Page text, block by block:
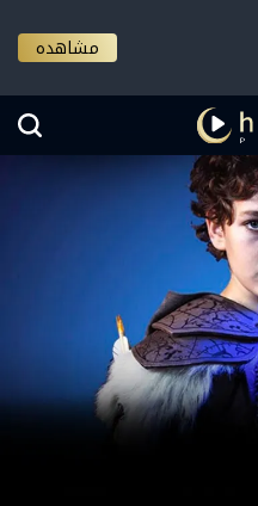
مشاهده